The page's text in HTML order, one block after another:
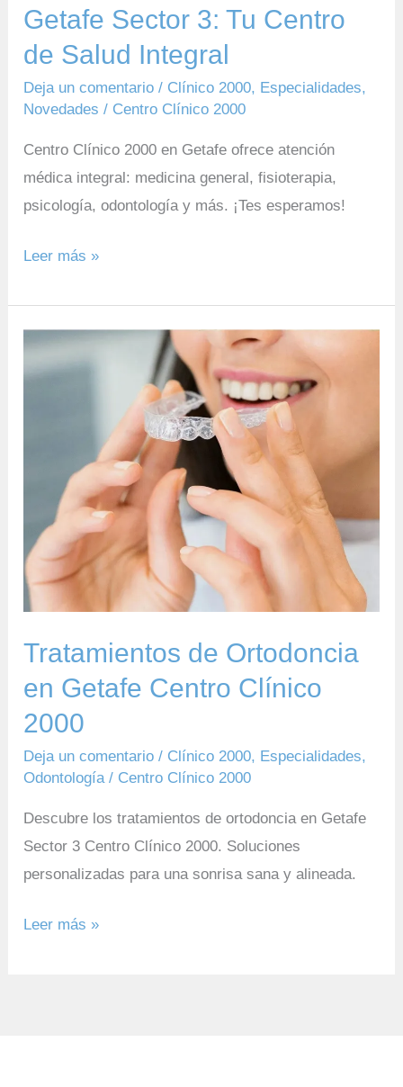
Getafe Sector 3: Tu Centro
de Salud Integral
Deja un comentario / Clínico 2000, Especialidades,
Novedades / Centro Clínico 2000
Centro Clínico 2000 en Getafe ofrece atención
médica integral: medicina general, fisioterapia,
psicología, odontología y más. ¡Tes esperamos!
Integral
Leer más »
Tratamientos de Ortodoncia
en Getafe Centro Clínico
2000
Deja un comentario / Clínico 2000, Especialidades,
Odontología/ Centro Clínico 2000
Descubre los tratamientos de ortodoncia en Getafe
Sector 3 Centro Clínico 2000. Soluciones
personalizadas para una sonrisa sana y alineada.
Tratamientos
de
Centro
Clínico
2000
Leer más »